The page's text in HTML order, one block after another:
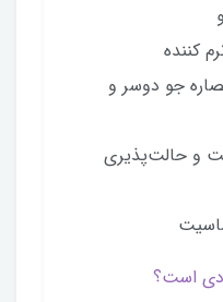
کننده
جو دوسر و
و حالت‌پذیری
است؟